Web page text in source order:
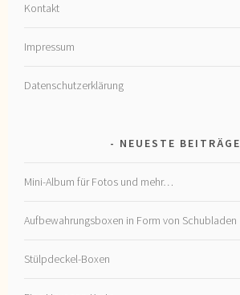
Kontakt
Impressum
Datenschutzerklärung
NEUESTE BEITRÄGE
Mini-Album für Fotos und mehr…
Aufbewahrungsboxen in Form von Schubladen
Stülpdeckel-Boxen